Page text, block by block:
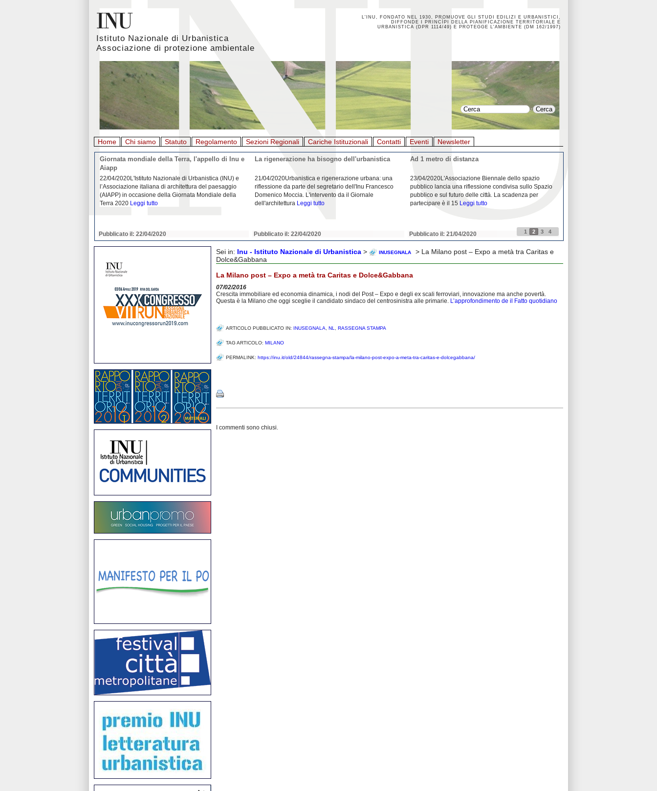
Istituto Nazionale di Urbanistica
Associazione di protezione ambientale
L'INU, FONDATO NEL 1930, PROMUOVE GLI STUDI EDILIZI E URBANISTICI,
DIFFONDE I PRINCÌPI DELLA PIANIFICAZIONE TERRITORIALE E
URBANISTICA (DPR 1114/49) E PROTEGGE L'AMBIENTE (DM 162/1997)
Home Chi siamo Statuto Regolamento Sezioni Regionali Cariche Istituzionali Contatti Eventi Newsletter
Giornata mondiale della Terra, l'appello di Inu e
Aiapp
22/04/2020L'Istituto Nazionale di Urbanistica (INU) e
l’Associazione italiana di architettura del paesaggio
(AIAPP) in occasione della Giornata Mondiale della
Terra 2020 Leggi tutto
Pubblicato il: 22/04/2020
La rigenerazione ha bisogno dell'urbanistica
21/04/2020Urbanistica e rigenerazione urbana: una
riflessione da parte del segretario dell'Inu Francesco
Domenico Moccia. L'intervento da il Giornale
dell'architettura Leggi tutto
Pubblicato il: 22/04/2020
Ad 1 metro di distanza
23/04/2020L'Associazione Biennale dello spazio
pubblico lancia una riflessione condivisa sullo Spazio
pubblico e sul futuro delle città. La scadenza per
partecipare è il 15 Leggi tutto
Pubblicato il: 21/04/2020 1 2 3 4
Sei in: Inu - Istituto Nazionale di Urbanistica > INUSEGNALA
> La Milano post – Expo a metà tra Caritas e
Dolce&Gabbana
La Milano post – Expo a metà tra Caritas e Dolce&Gabbana
07/02/2016
Crescita immobiliare ed economia dinamica, i nodi del Post – Expo e degli ex scali ferroviari, innovazione ma anche povertà.
Questa è la Milano che oggi sceglie il candidato sindaco del centrosinistra alle primarie. L’approfondimento de il Fatto quotidiano
ARTICOLO PUBBLICATO IN: INUSEGNALA NL RASSEGNA STAMPA
TAG ARTICOLO: MILANO
PERMALINK: https://inu.it/old/24844/rassegna-stampa/la-milano-post-expo-a-meta-tra-caritas-e-dolcegabbana/
I commenti sono chiusi.